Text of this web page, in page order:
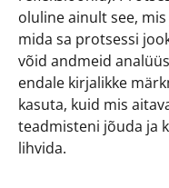
oluline ainult see,
mida sa protsessi
võid andmeid
endale kirjalikke
kasuta, kuid mis
teadmisteni jõuda ja
lihvida.